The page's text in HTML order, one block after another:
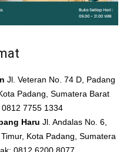
Jl. Veteran No. 74 D, Padang
Padang, Sumatera Barat
7755 1334
Haru Jl. Andalas No. 6,
Kota Padang, Sumatera
0812 6200 8077